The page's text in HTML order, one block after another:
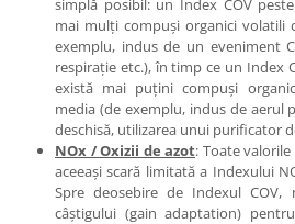
simplă posibil: un Index COV
mai mulți compuși organici volatili
exemplu, indus de un eveniment
respirație etc.), în timp ce un Index
există mai puțini compuși
media (de exemplu, indus de aerul
deschisă, utilizarea unui purificator
NOx / Oxizii de azot: Toate
aceeași scară limitată a Indexului
Spre deosebire de Indexul
câștigului (gain adaptation)